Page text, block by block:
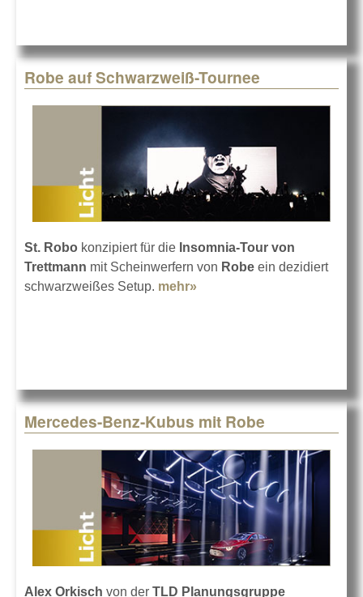
Robe auf Schwarzweiß-Tournee
St. Robo konzipiert für die Insomnia-Tour von
Trettmann mit Scheinwerfern von Robe ein dezidiert
schwarzweißes Setup. mehr»
Mercedes-Benz-Kubus mit Robe
Alex Orkisch von der TLD Planungsgruppe